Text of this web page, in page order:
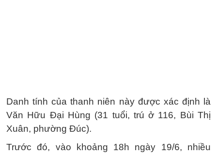
Danh tính của thanh niên này được xác định là
Văn Hữu Đại Hùng (31 tuổi, trú ở 116, Bùi Thị
Xuân, phường Đúc).
Trước đó, vào khoảng 18h ngày 19/6, nhiều